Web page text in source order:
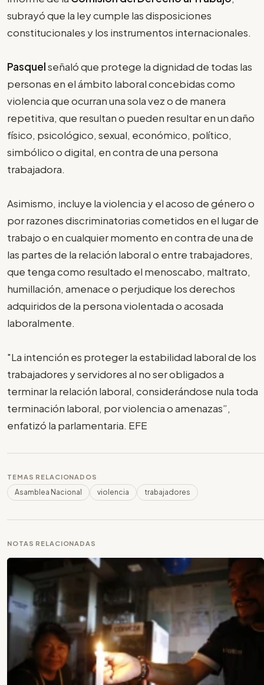
subrayó que la ley cumple las disposiciones
constitucionales y los instrumentos internacionales.
Pasquelseñaló que protege la dignidad de todas las
personas en el ámbito laboral concebidas como
violencia que ocurran una sola vez o de manera
repetitiva, que resultan o pueden resultar en un daño
físico, psicológico, sexual, económico, político,
simbólico o digital, en contra de una persona
trabajadora.
Asimismo, incluye la violencia y el acoso de género o
por razones discriminatorias cometidos en el lugar de
trabajo o en cualquier momento en contra de una de
las partes de la relación laboral o entre trabajadores,
que tenga como resultado el menoscabo, maltrato,
humillación, amenace o perjudique los derechos
adquiridos de la persona violentada o acosada
laboralmente.
"La intención es proteger la estabilidad laboral de los
trabajadores y servidores al no ser obligados a
terminar la relación laboral, considerándose nula toda
terminación laboral, por violencia o amenazas”,
enfatizó la parlamentaria. EFE
TEMAS RELACIONADOS
Asamblea Nacional violencia trabajadores
NOTAS RELACIONADAS